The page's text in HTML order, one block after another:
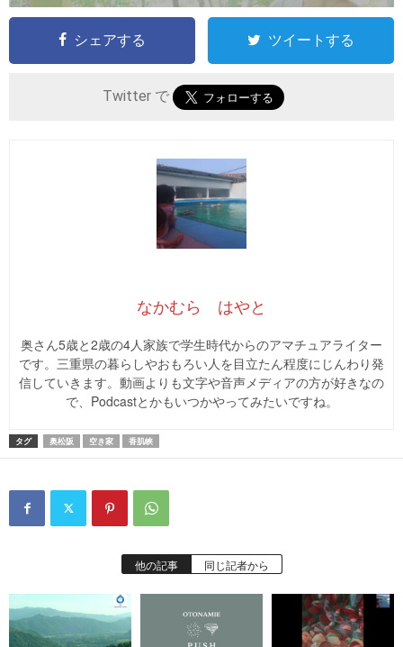
シェアする ツイートする
Twitter で
なかむら はやと
奥さん5歳と2歳の4人家族で学生時代からのアマチュアライター
です。三重県の暮らしやおもろい人を目立たん程度にじんわり発
信していきます。動画よりも文字や音声メディアの方が好きなの
で、Podcastとかもいつかやってみたいですね。
タグ 奥松阪 空き家 香肌峡
他の記事 同じ記者から